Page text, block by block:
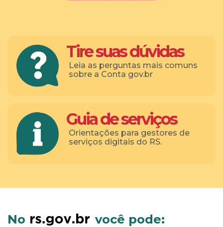
Tire suas dúvidas
Leia as perguntas mais comuns
sobre a Conta gov.br
Guia de serviços
Orientações para gestores de
serviços digitais do RS.
No você pode: